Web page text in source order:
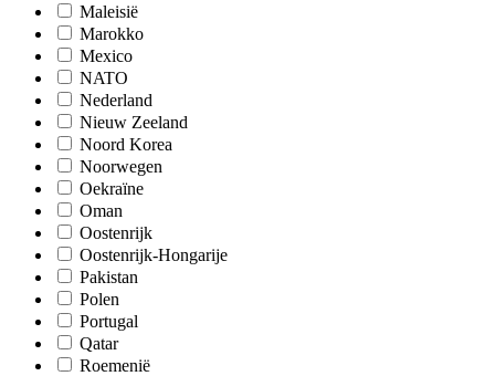
Maleisië
Marokko
Mexico
NATO
Nederland
Nieuw Zeeland
Noord Korea
Noorwegen
Oekraïne
Oman
Oostenrijk
Oostenrijk-Hongarije
Pakistan
Polen
Portugal
Qatar
Roemenië